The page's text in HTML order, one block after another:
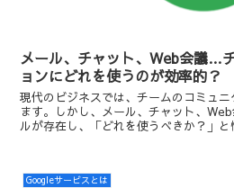
メール、チャット、Web会議…
ョンにどれを使うのが効率的？
現代のビジネスでは、チームのコミュ
ます。しかし、メール、チャット、
ルが存在し、「どれを使うべきか？」
Googleサービスとは